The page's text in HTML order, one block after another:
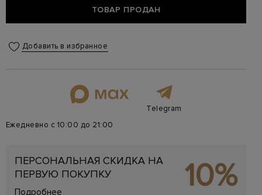
ТОВАР ПРОДАН
Добавить в избранное
Telegram
Ежедневно с 10:00 до 21:00
ПЕРСОНАЛЬНАЯ СКИДКА НА
ПЕРВУЮ ПОКУПКУ
Подробнее 10%